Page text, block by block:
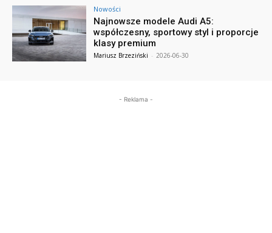
Nowości
Najnowsze modele Audi A5:
współczesny, sportowy styl i proporcje
klasy premium
Mariusz Brzeziński - 2026-06-30
- Reklama -